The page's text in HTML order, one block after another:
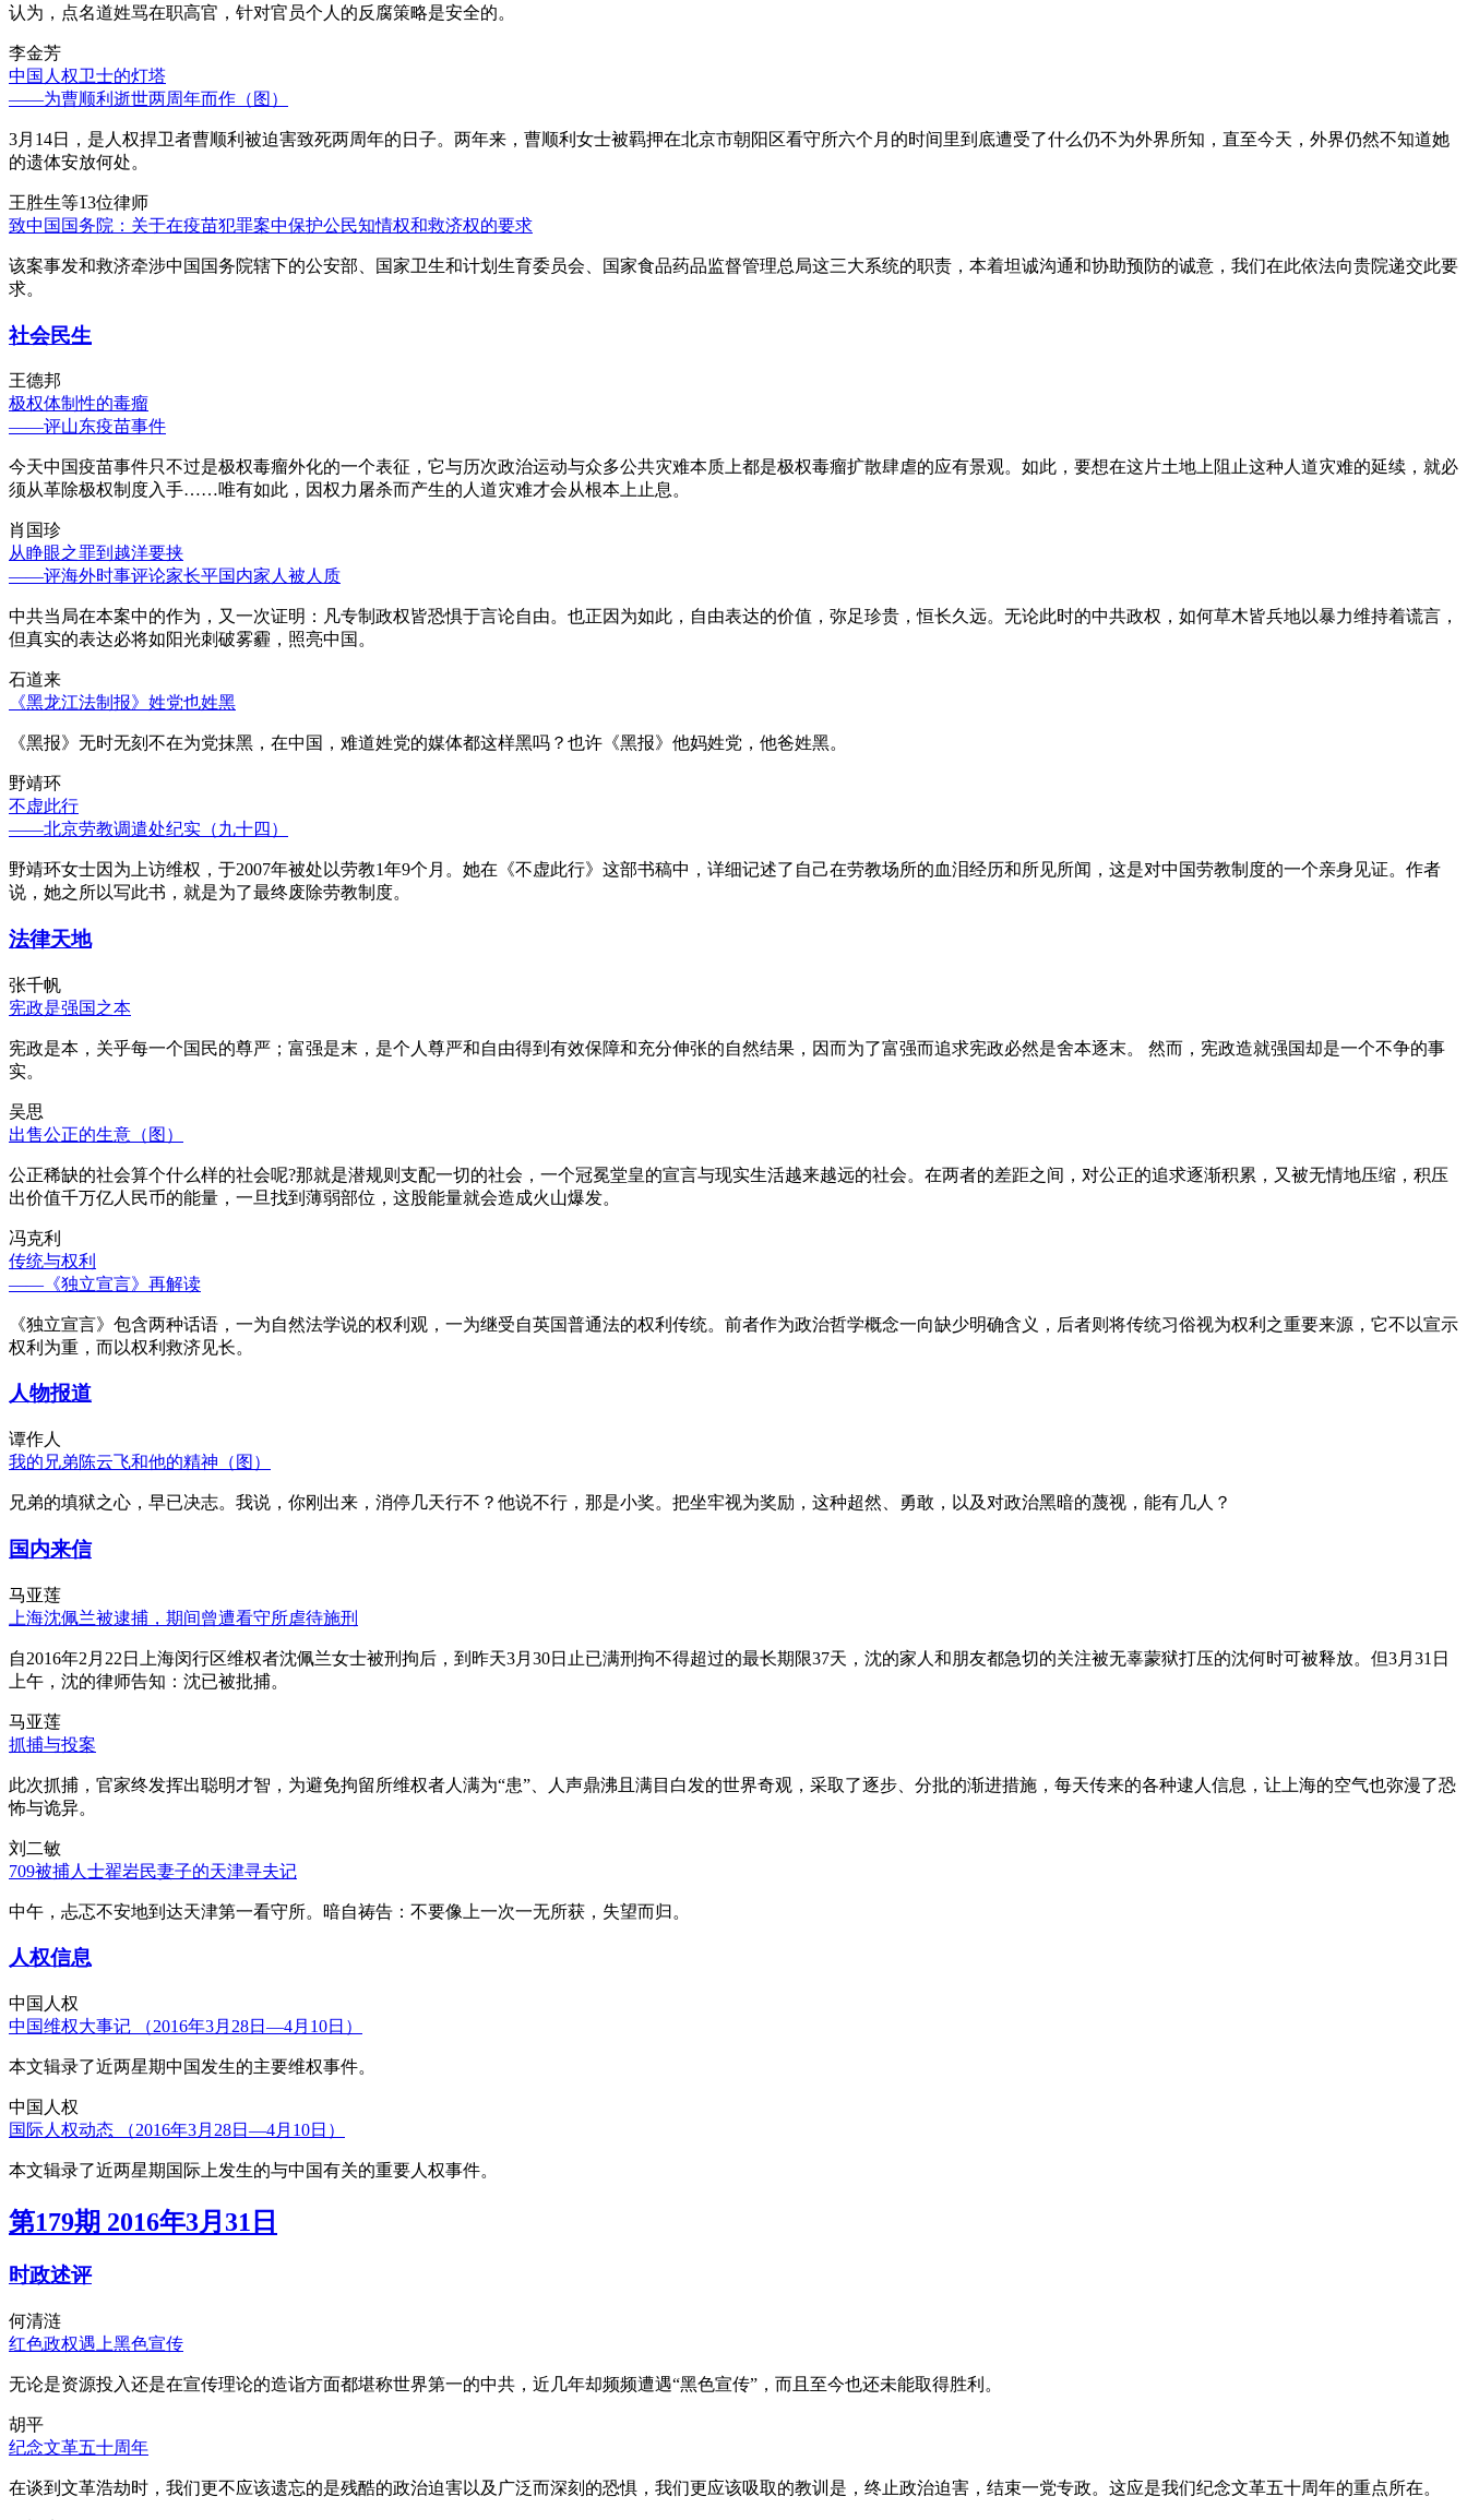
认为，点名道姓骂在职高官，针对官员个人的反腐策略是安全的。
李金芳
中国人权卫士的灯塔
——为曹顺利逝世两周年而作（图）
3月14日，是人权捍卫者曹顺利被迫害致死两周年的日子。两年来，曹顺利女士被羁押在北京市朝阳区看守所六个月的时间里到底遭受了什么仍不为外界所知，直至今天，外界仍然不知道她
的遗体安放何处。
王胜生等13位律师
致中国国务院：关于在疫苗犯罪案中保护公民知情权和救济权的要求
该案事发和救济牵涉中国国务院辖下的公安部、国家卫生和计划生育委员会、国家食品药品监督管理总局这三大系统的职责，本着坦诚沟通和协助预防的诚意，我们在此依法向贵院递交此要
求。
社会民生
王德邦
极权体制性的毒瘤
——评山东疫苗事件
今天中国疫苗事件只不过是极权毒瘤外化的一个表征，它与历次政治运动与众多公共灾难本质上都是极权毒瘤扩散肆虐的应有景观。如此，要想在这片土地上阻止这种人道灾难的延续，就必
须从革除极权制度入手……唯有如此，因权力屠杀而产生的人道灾难才会从根本上止息。
肖国珍
从睁眼之罪到越洋要挟
——评海外时事评论家长平国内家人被人质
中共当局在本案中的作为，又一次证明：凡专制政权皆恐惧于言论自由。也正因为如此，自由表达的价值，弥足珍贵，恒长久远。无论此时的中共政权，如何草木皆兵地以暴力维持着谎言，
但真实的表达必将如阳光刺破雾霾，照亮中国。
石道来
《黑龙江法制报》姓党也姓黑
《黑报》无时无刻不在为党抹黑，在中国，难道姓党的媒体都这样黑吗？也许《黑报》他妈姓党，他爸姓黑。
野靖环
不虚此行
——北京劳教调遣处纪实（九十四）
野靖环女士因为上访维权，于2007年被处以劳教1年9个月。她在《不虚此行》这部书稿中，详细记述了自己在劳教场所的血泪经历和所见所闻，这是对中国劳教制度的一个亲身见证。作者
说，她之所以写此书，就是为了最终废除劳教制度。
法律天地
张千帆
宪政是强国之本
宪政是本，关乎每一个国民的尊严；富强是末，是个人尊严和自由得到有效保障和充分伸张的自然结果，因而为了富强而追求宪政必然是舍本逐末。 然而，宪政造就强国却是一个不争的事
实。
吴思
出售公正的生意（图）
公正稀缺的社会算个什么样的社会呢?那就是潜规则支配一切的社会，一个冠冕堂皇的宣言与现实生活越来越远的社会。在两者的差距之间，对公正的追求逐渐积累，又被无情地压缩，积压
出价值千万亿人民币的能量，一旦找到薄弱部位，这股能量就会造成火山爆发。
冯克利
传统与权利
——《独立宣言》再解读
《独立宣言》包含两种话语，一为自然法学说的权利观，一为继受自英国普通法的权利传统。前者作为政治哲学概念一向缺少明确含义，后者则将传统习俗视为权利之重要来源，它不以宣示
权利为重，而以权利救济见长。
人物报道
谭作人
我的兄弟陈云飞和他的精神（图）
兄弟的填狱之心，早已决志。我说，你刚出来，消停几天行不？他说不行，那是小奖。把坐牢视为奖励，这种超然、勇敢，以及对政治黑暗的蔑视，能有几人？
国内来信
马亚莲
上海沈佩兰被逮捕，期间曾遭看守所虐待施刑
自2016年2月22日上海闵行区维权者沈佩兰女士被刑拘后，到昨天3月30日止已满刑拘不得超过的最长期限37天，沈的家人和朋友都急切的关注被无辜蒙狱打压的沈何时可被释放。但3月31日
上午，沈的律师告知：沈已被批捕。
马亚莲
抓捕与投案
此次抓捕，官家终发挥出聪明才智，为避免拘留所维权者人满为“患”、人声鼎沸且满目白发的世界奇观，采取了逐步、分批的渐进措施，每天传来的各种逮人信息，让上海的空气也弥漫了恐
怖与诡异。
刘二敏
709被捕人士翟岩民妻子的天津寻夫记
中午，忐忑不安地到达天津第一看守所。暗自祷告：不要像上一次一无所获，失望而归。
人权信息
中国人权
中国维权大事记 （2016年3月28日—4月10日）
本文辑录了近两星期中国发生的主要维权事件。
中国人权
国际人权动态 （2016年3月28日—4月10日）
本文辑录了近两星期国际上发生的与中国有关的重要人权事件。
第179期 2016年3月31日
时政述评
何清涟
红色政权遇上黑色宣传
无论是资源投入还是在宣传理论的造诣方面都堪称世界第一的中共，近几年却频频遭遇“黑色宣传”，而且至今也还未能取得胜利。
胡平
纪念文革五十周年
在谈到文革浩劫时，我们更不应该遗忘的是残酷的政治迫害以及广泛而深刻的恐惧，我们更应该吸取的教训是，终止政治迫害，结束一党专政。这应是我们纪念文革五十周年的重点所在。